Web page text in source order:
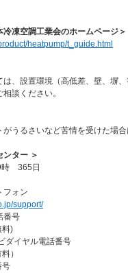
凍空調工業会のホームページ＞
heatpump/t_guide.html
は、設置環境（高低差、壁、塀
談ください。
うるさいなど苦情を受けた場
ンター ＞
時 365日
フォン
support/
番号
)
ダイヤル電話番号
）
号